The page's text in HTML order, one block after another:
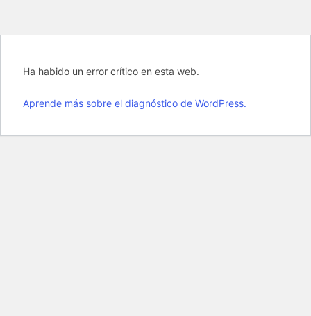
Ha habido un error crítico en esta web.
Aprende más sobre el diagnóstico de WordPress.